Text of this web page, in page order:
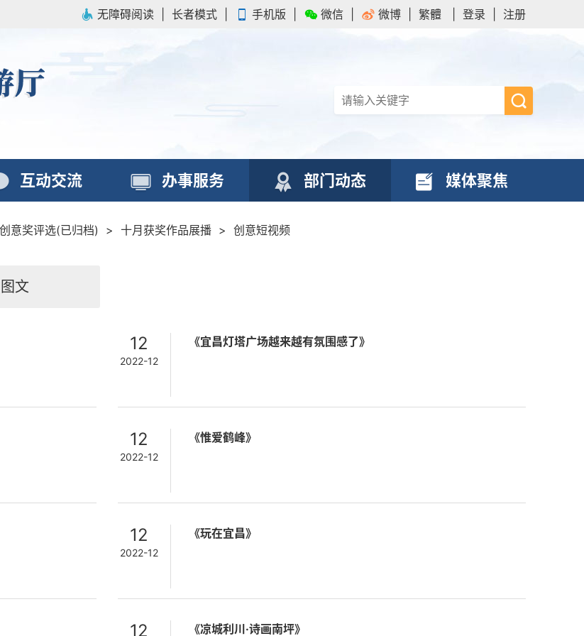
无障碍阅读 长者模式 手机版 微信 微博 繁體 登录 注册
互动交流 办事服务 部门动态 媒体聚焦
意奖评选(已归档) > 十月获奖作品展播 > 创意短视频
文
《宜昌灯塔广场越来越有氛围感了》
12
2022-12
《惟爱鹤峰》
12
2022-12
《玩在宜昌》
12
2022-12
《凉城利川·诗画南坪》
12